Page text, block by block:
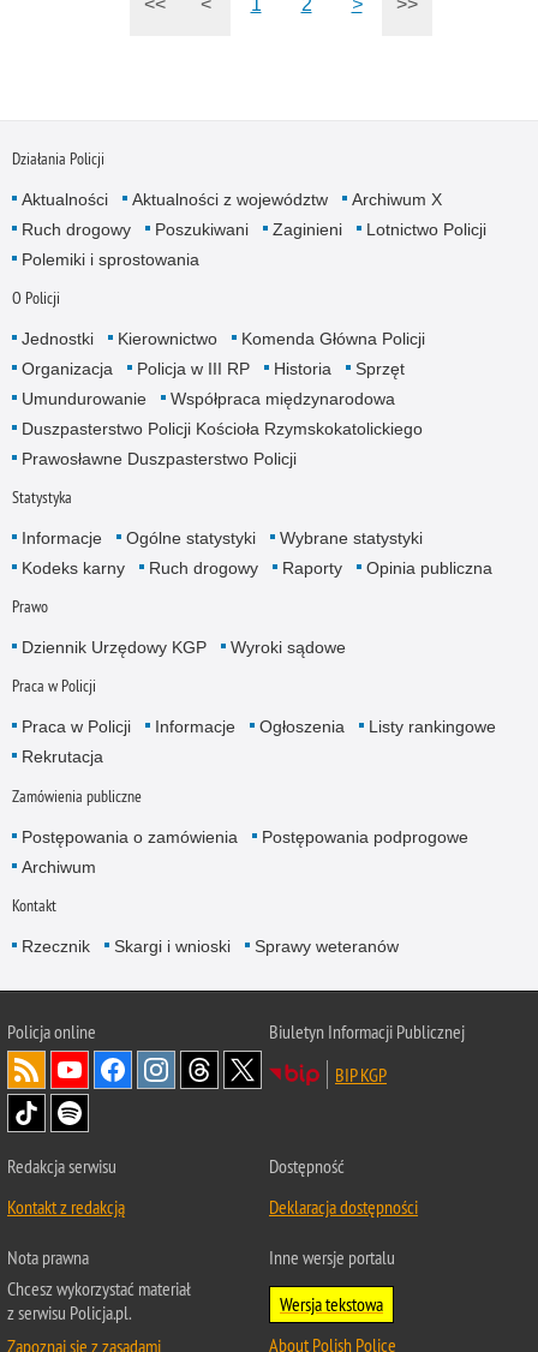
<< < 1 2 > >>
Działania Policji
Aktualności Aktualności z województw
Archiwum X
Ruch drogowy
Poszukiwani Zaginieni
Lotnictwo Policji
Polemiki i sprostowania
O Policji
Jednostki Kierownictwo
Komenda Główna Policji
Organizacja
Policja w III RP Historia
Sprzęt
Umundurowanie
Współpraca międzynarodowa
Duszpasterstwo Policji Kościoła Rzymskokatolickiego
Prawosławne Duszpasterstwo Policji
Statystyka
Informacje Ogólne statystyki
Wybrane statystyki
Kodeks karny
Ruch drogowy Raporty Opinia publiczna
Prawo
Dziennik Urzędowy KGP Wyroki sądowe
Praca w Policji
Praca w Policji Informacje Ogłoszenia
Listy rankingowe
Rekrutacja
Zamówienia publiczne
Postępowania o zamówienia
Postępowania podprogowe
Archiwum
Kontakt
Rzecznik Skargi i wnioski Sprawy weteranów
Policjaonline
Biuletyn Informacji Publicznej
BIP KGP
Redakcja serwisu
Kontakt z redakcją
Dostępność
Deklaracja dostępności
Nota prawna
Chcesz wykorzystać materiał
z serwisu Policja.pl.
Zapoznaj się z zasadami
Inne wersje portalu
Wersja tekstowa
About Polish Police